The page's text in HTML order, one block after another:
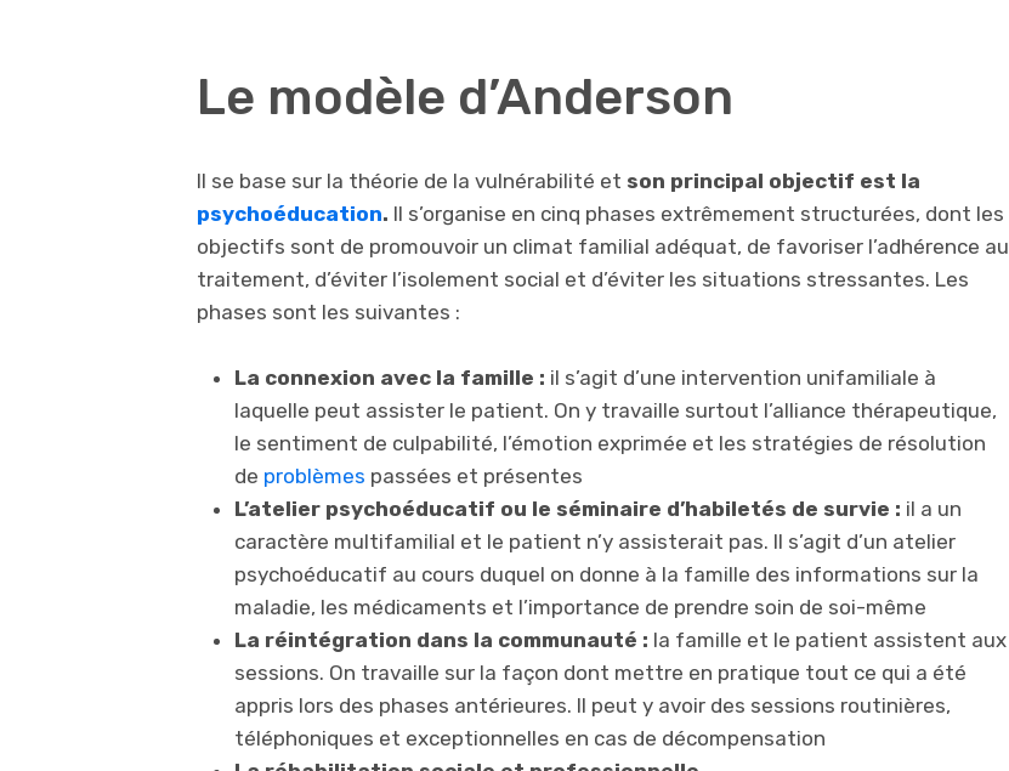
Le modèle d’Anderson
Il se base sur la théorie de la vulnérabilité et son principal objectif est la
psychoéducation. Il s’organise en cinq phases extrêmement structurées, dont les
objectifs sont de promouvoir un climat familial adéquat, de favoriser l’adhérence au
traitement, d’éviter l’isolement social et d’éviter les situations stressantes. Les
phases sont les suivantes :
La connexion avec la famille : il s’agit d’une intervention unifamiliale à
laquelle peut assister le patient. On y travaille surtout l’alliance thérapeutique,
le sentiment de culpabilité, l’émotion exprimée et les stratégies de résolution
de problèmes passées et présentes
L’atelier psychoéducatif ou le séminaire d’habiletés de survie : il a un
caractère multifamilial et le patient n’y assisterait pas. Il s’agit d’un atelier
psychoéducatif au cours duquel on donne à la famille des informations sur la
maladie, les médicaments et l’importance de prendre soin de soi-même
La réintégration dans la communauté : la famille et le patient assistent aux
sessions. On travaille sur la façon dont mettre en pratique tout ce qui a été
appris lors des phases antérieures. Il peut y avoir des sessions routinières,
téléphoniques et exceptionnelles en cas de décompensation